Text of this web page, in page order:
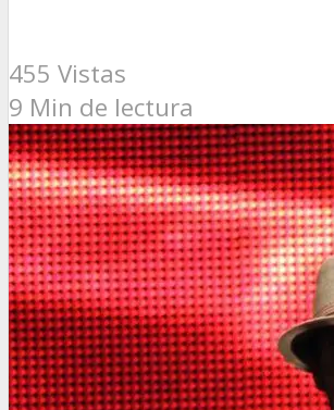
455 Vistas
9 Min de lectura